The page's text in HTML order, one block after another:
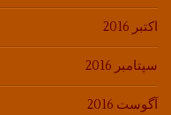
اکتبر 2016
سپتامبر 2016
آگوست 2016